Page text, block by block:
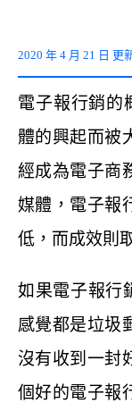
2020 年 4 月 21 日 更
電子報行銷的
體的興起而被
經成為電子商
媒體，電子報
低，而成效則
如果電子報行
感覺都是垃圾
沒有收到一封
個好的電子報